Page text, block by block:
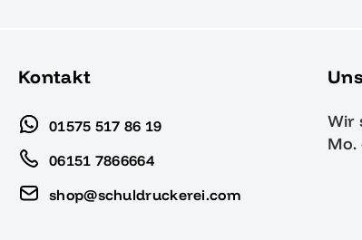
Kontakt
01575 517 86 19
06151 7866664
shop@schuldruckerei.com
Wir
Mo.